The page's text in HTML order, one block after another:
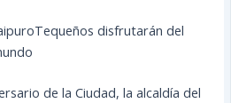
disfrutarán del
de la Ciudad, la alcaldía del